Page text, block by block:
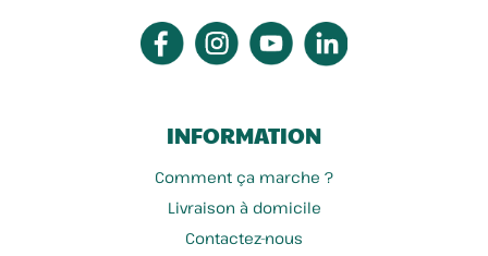
INFORMATION
Comment ça marche ?
Livraison à domicile
Contactez-nous